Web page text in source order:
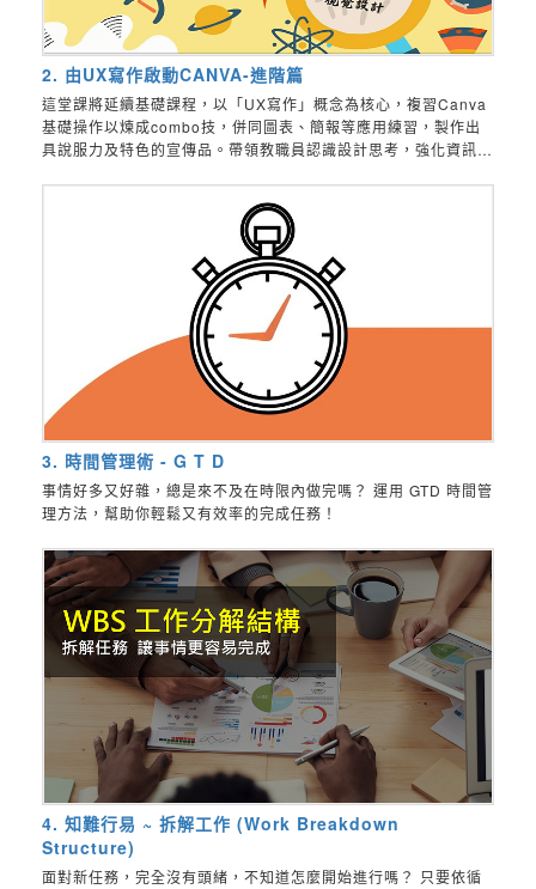
2. 由UX寫作啟動CANVA-進階篇
這堂課將延續基礎課程，以「UX寫作」概念為核心，複習Canva
基礎操作以煉成combo技，併同圖表、簡報等應用練習，製作出
具說服力及特色的宣傳品。帶領教職員認識設計思考，強化資訊能
3. 時間管理術 - G T D
事情好多又好雜，總是來不及在時限內做完嗎？ 運用 GTD 時間管
理方法，幫助你輕鬆又有效率的完成任務！
4. 知難行易 ~ 拆解工作 (Work Breakdown
Structure)
面對新任務，完全沒有頭緒，不知道怎麼開始進行嗎？ 只要依循